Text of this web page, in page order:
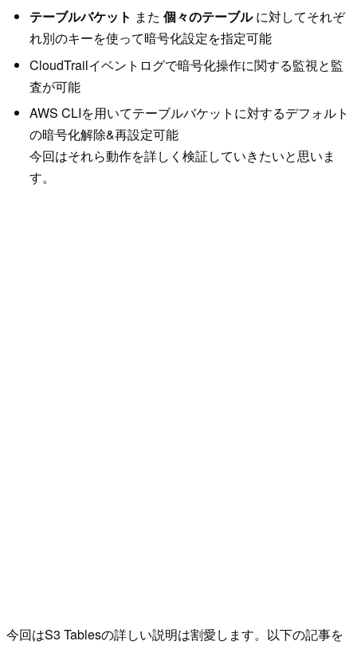
テーブルバケット また 個々のテーブルに対してそれぞ
れ別のキーを使って暗号化設定を指定可能
CloudTrailイベントログで暗号化操作に関する監視と監
査が可能
AWS CLIを用いてテーブルバケットに対するデフォルト
の暗号化解除&再設定可能
今回はそれら動作を詳しく検証していきたいと思いま
す。
今回はS3 Tablesの詳しい説明は割愛します。以下の記事を